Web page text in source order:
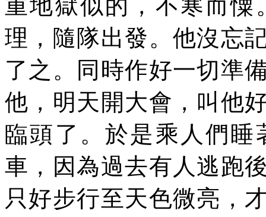
重地獄似的，不寒而憟
理，隨隊出發。他沒忘
了之。同時作好一切準
他，明天開大會，叫他
臨頭了。於是乘人們睡
車，因為過去有人逃跑
只好步行至天色微亮，